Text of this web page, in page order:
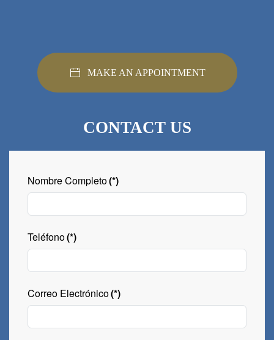
MAKE AN APPOINTMENT
CONTACT US
Nombre Completo(*)
Teléfono(*)
Correo Electrónico(*)